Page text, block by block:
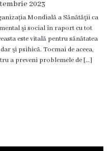
2023
Mondială a Sănătăţii ca
şi social în raport cu tot
este vitală pentru sănătatea
şi psihică. Tocmai de aceea,
a preveni problemele de […]